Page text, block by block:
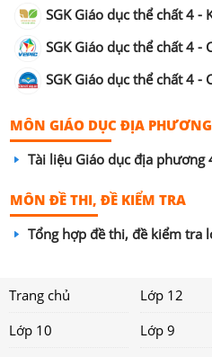
SGK Giáo dục thể chất 4 -
SGK Giáo dục thể chất 4 -
SGK Giáo dục thể chất 4 -
MÔN GIÁO DỤC ĐỊA PHƯƠNG
Tài liệu Giáo dục địa phương
MÔN ĐỀ THI, ĐỀ KIỂM TRA
Tổng hợp đề thi, đề kiểm tra
Trang chủ Lớp 12
Lớp 10
Lớp 9